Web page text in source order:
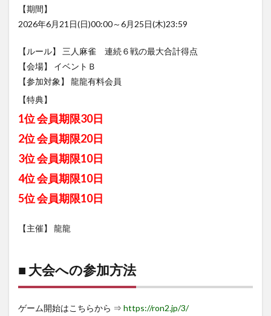
【期間】
2026年6月21日(日)00:00～6月25日(木)23:59
【ルール】 三人麻雀 連続６戦の最大合計得点
【会場】 イベントＢ
【参加対象】 龍龍有料会員
【特典】
1位 会員期限30日
2位 会員期限20日
3位 会員期限10日
4位 会員期限10日
5位 会員期限10日
【主催】 龍龍
■ 大会への参加方法
ゲーム開始はこちらから ⇒ https://ron2.jp/3/